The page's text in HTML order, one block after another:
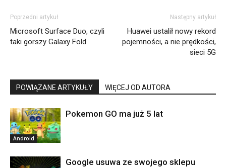
Poprzedni artykuł
Microsoft Surface Duo, czyli
taki gorszy Galaxy Fold
Następny artykuł
Huawei ustalił nowy rekord
pojemności, a nie prędkości,
sieci 5G
POWIĄZANE ARTYKUŁY WIĘCEJ OD AUTORA
Android
Pokemon GO ma już 5 lat
Google usuwa ze swojego sklepu